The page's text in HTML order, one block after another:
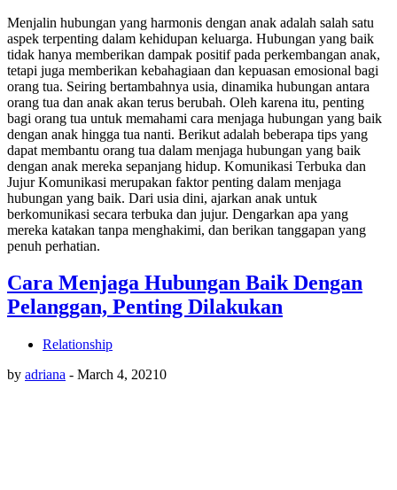
Menjalin hubungan yang harmonis dengan anak adalah salah satu
aspek terpenting dalam kehidupan keluarga. Hubungan yang baik
tidak hanya memberikan dampak positif pada perkembangan anak,
tetapi juga memberikan kebahagiaan dan kepuasan emosional bagi
orang tua. Seiring bertambahnya usia, dinamika hubungan antara
orang tua dan anak akan terus berubah. Oleh karena itu, penting
bagi orang tua untuk memahami cara menjaga hubungan yang baik
dengan anak hingga tua nanti. Berikut adalah beberapa tips yang
dapat membantu orang tua dalam menjaga hubungan yang baik
dengan anak mereka sepanjang hidup. Komunikasi Terbuka dan
Jujur Komunikasi merupakan faktor penting dalam menjaga
hubungan yang baik. Dari usia dini, ajarkan anak untuk
berkomunikasi secara terbuka dan jujur. Dengarkan apa yang
mereka katakan tanpa menghakimi, dan berikan tanggapan yang
penuh perhatian.
Cara Menjaga Hubungan Baik Dengan
Pelanggan, Penting Dilakukan
Relationship
by adriana - March 4, 20210